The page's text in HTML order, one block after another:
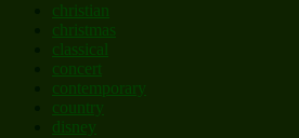
christian
christmas
classical
concert
contemporary
country
disney